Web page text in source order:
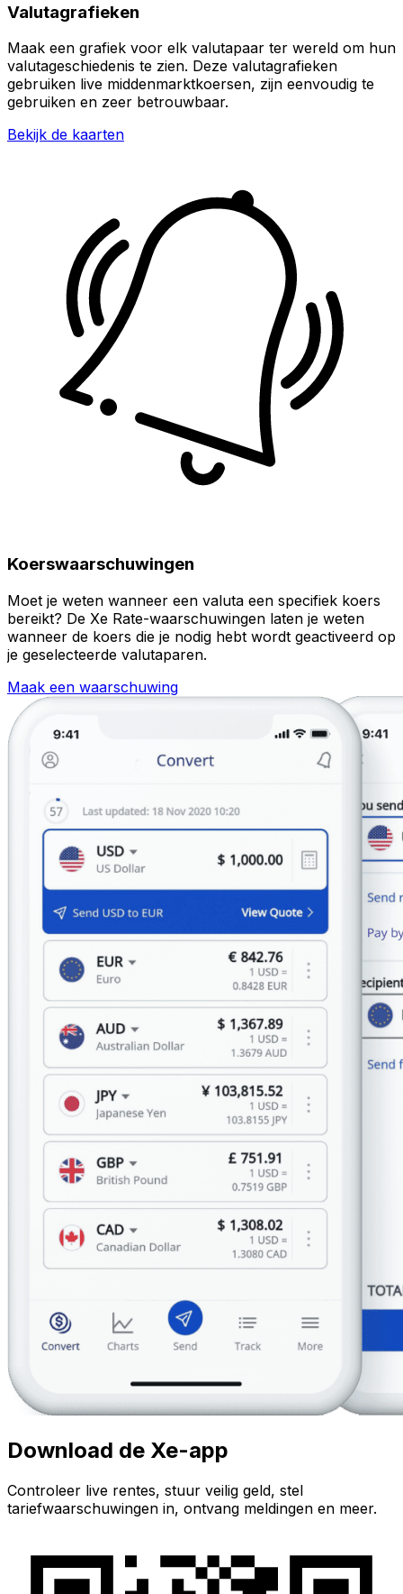
Valutagrafieken
Maak een grafiek voor elk valutapaar ter wereld om hun
valutageschiedenis te zien. Deze valutagrafieken
gebruiken live middenmarktkoersen, zijn eenvoudig te
gebruiken en zeer betrouwbaar.
Bekijk de kaarten
Koerswaarschuwingen
Moet je weten wanneer een valuta een specifiek koers
bereikt? De Xe Rate-waarschuwingen laten je weten
wanneer de koers die je nodig hebt wordt geactiveerd op
je geselecteerde valutaparen.
Maak een waarschuwing
Download de Xe-app
Controleer live rentes, stuur veilig geld, stel
tariefwaarschuwingen in, ontvang meldingen en meer.